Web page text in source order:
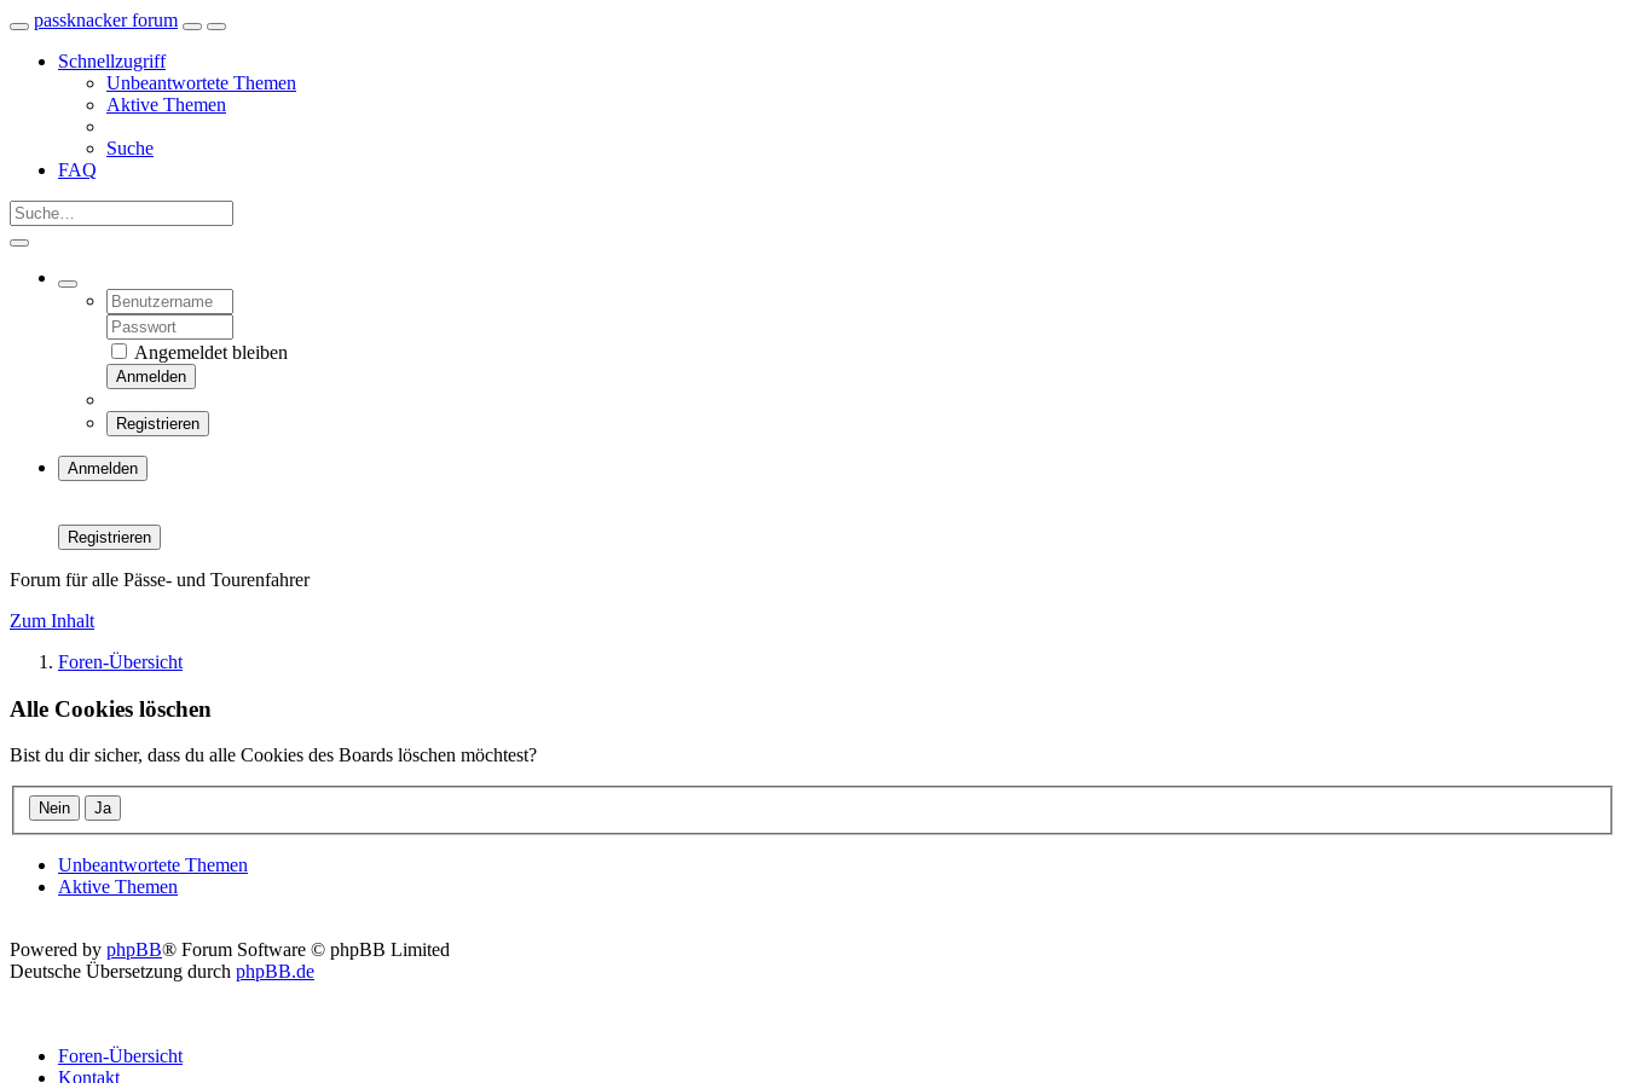
passknacker forum
Schnellzugriff
Unbeantwortete Themen
Aktive Themen
Suche
FAQ
Angemeldet bleiben
Anmelden
Registrieren
Anmelden
Registrieren
Forum für alle Pässe- und Tourenfahrer
Zum Inhalt
Foren-Übersicht
Alle Cookies löschen
Bist du dir sicher, dass du alle Cookies des Boards löschen möchtest?
Unbeantwortete Themen
Aktive Themen
Powered by phpBB® Forum Software © phpBB Limited
Deutsche Übersetzung durch phpBB.de
Foren-Übersicht
Kontakt